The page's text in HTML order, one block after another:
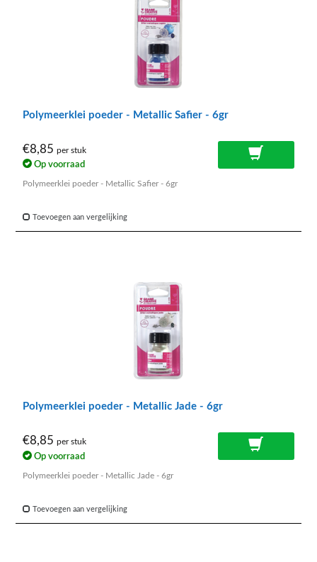
Polymeerklei poeder - Metallic Safier - 6gr
€8,85 per stuk
Op voorraad
Polymeerklei poeder - Metallic Safier - 6gr
Toevoegen aan vergelijking
Polymeerklei poeder - Metallic Jade - 6gr
€8,85 per stuk
Op voorraad
Polymeerklei poeder - Metallic Jade - 6gr
Toevoegen aan vergelijking